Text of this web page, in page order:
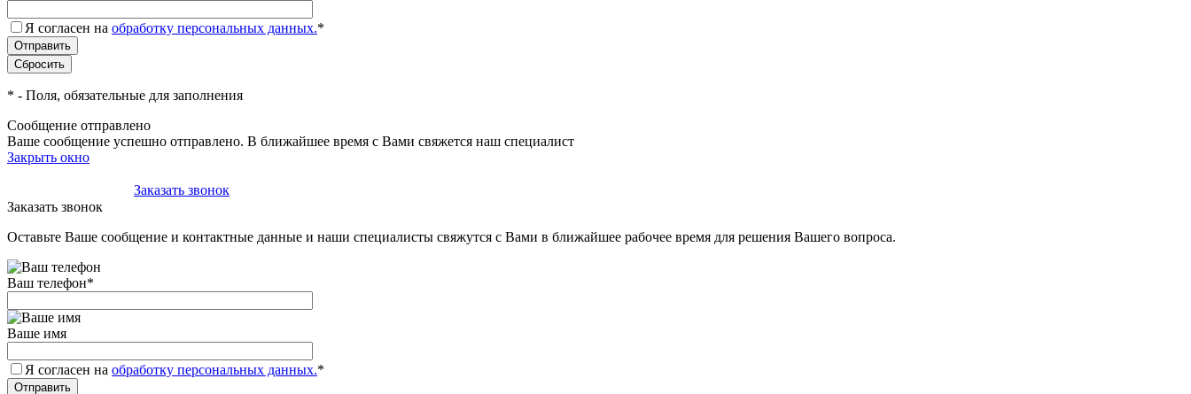
Я согласен на обработку персональных данных.*
* - Поля, обязательные для заполнения
Сообщение отправлено
Ваше сообщение успешно отправлено. В ближайшее время с Вами свяжется наш специалист
Закрыть окно
Заказать звонок
Заказать звонок
Оставьте Ваше сообщение и контактные данные и наши специалисты свяжутся с Вами в ближайшее рабочее время для решения Вашего вопроса.
Ваш телефон*
Ваше имя
Я согласен на обработку персональных данных.*